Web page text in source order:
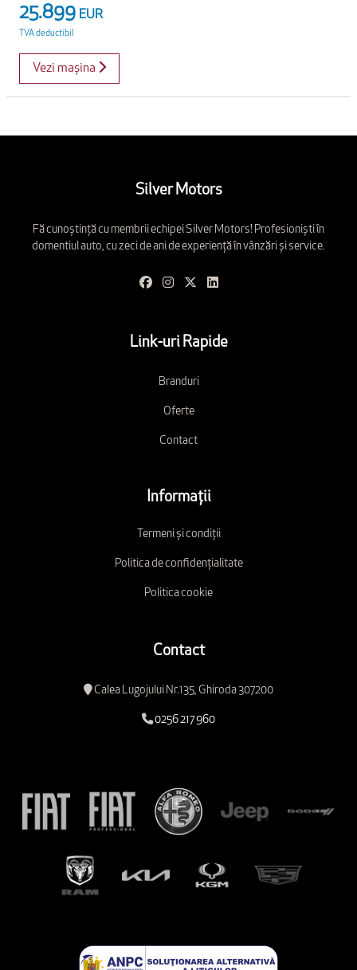
25.899 EUR
TVA deductibil
Vezi mașina
Silver Motors
Fă cunoștință cu membrii echipei Silver Motors! Profesioniști în
domentiul auto, cu zeci de ani de experiență în vânzări și service.
Link-uri Rapide
Branduri
Oferte
Contact
Informații
Termeni și condiții
Politica de confidențialitate
Politica cookie
Contact
Calea Lugojului Nr.135, Ghiroda 307200
0256 217 960